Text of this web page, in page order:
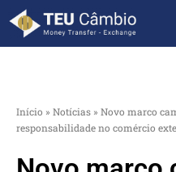
Início » Notícias » Novo marco
responsabilidade no comércio